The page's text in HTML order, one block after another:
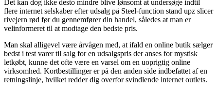
Det kan dog ikke desto mindre blive lønsomt at undersøge indtil
flere internet selskaber efter udsalg på Steel-function stand upz slicer
rivejern rød før du gennemfører din handel, således at man er
velinformeret til at modtage den bedste pris.
Man skal alligevel være årvågen med, at ifald en online butik sælger
bedst i test varer til salg for en udsalgspris der anses for mystisk
letkøbt, kunne det ofte være en varsel om en uoprigtig online
virksomhed. Kortbestillinger er på den anden side indbefattet af en
retningslinje, hvilket redder dig overfor svindlende internet outlets.